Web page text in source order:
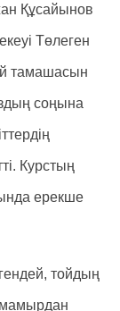
Құсайынов
Төлеген
тамашасын
соңына
Курстың
ерекше
тойдың
мамырдан